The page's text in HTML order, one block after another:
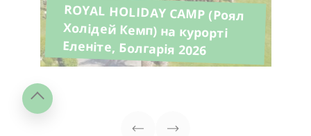
ROYAL HOLIDAY CAMP (Роял
Холідей Кемп) на курорті
Еленіте, Болгарія 2026